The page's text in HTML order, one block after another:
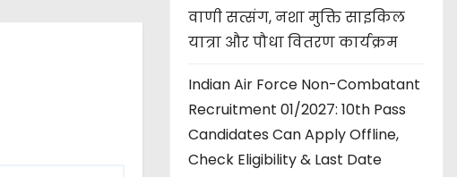
वाणी सत्संग, नशा मुक्ति साइकिल
यात्रा और पौधा वितरण कार्यक्रम
Indian Air Force Non-Combatant
Recruitment 01/2027: 10th Pass
Candidates Can Apply Offline,
Check Eligibility & Last Date